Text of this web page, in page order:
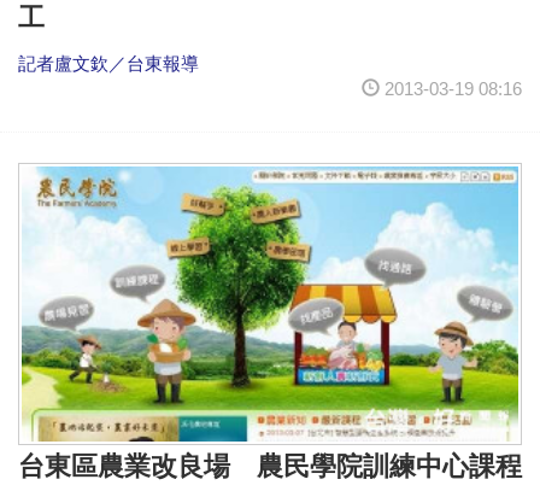
工
記者盧文欽／台東報導
2013-03-19 08:16
台東區農業改良場 農民學院訓練中心課程